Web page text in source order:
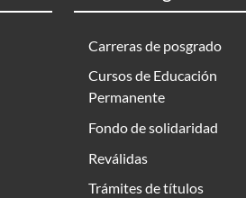
Carreras de posgrado
Cursos de Educación
Permanente
Fondo de solidaridad
Reválidas
Trámites de títulos